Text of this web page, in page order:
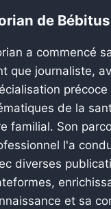
de Bébitus
a commencé
que journaliste,
précoce
de la
familial. Son
l'a
diverses
et sa